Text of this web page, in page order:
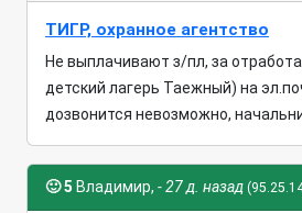
ТИГР, охранное агентство
Не выплачивают з/пл, за
детский лагерь Таежный) на
дозвонится невозможно,
🙂5 Владимир, - 27 д. назад